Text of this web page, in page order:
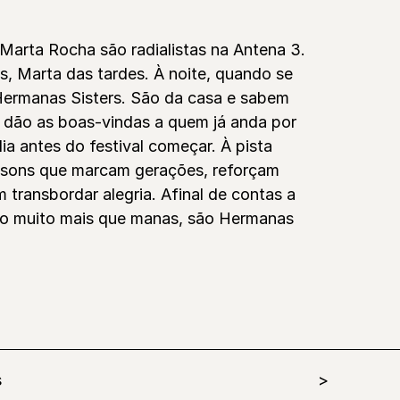
Rocha são radialistas na Antena 3.
Marta das tardes. À noite, quando se
Sisters. São da casa e sabem
as boas-vindas a quem já anda por
antes do festival começar. À pista
que marcam gerações, reforçam
transbordar alegria. Afinal de contas a
muito mais que manas, são Hermanas